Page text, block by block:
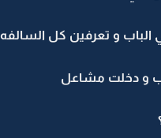
و تعرفين كل السالفه
و دخلت مشاعل